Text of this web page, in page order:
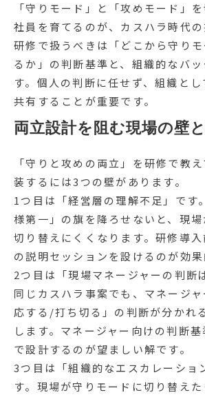
「守りモード」と「攻めモード」
社員を育てるのが、カスハラ時代の
研修で扱うべきは「どこから守り
るか」の判断基準と、組織的なバ
す。個人の判断に任せず、組織と
共有することが重要です。
両立設計を阻む現場の壁
「守りと攻めの両立」を研修で教
装するには3つの壁があります。
1つ目は「経営層の理解不足」です
様第一」の旗を降ろせないと、現
切り替えにくくなります。研修導
の説明セッションを設けるのが効果
2つ目は「現場マネージャーの判断
同じカスハラ事案でも、マネージ
応する/打ち切る」の判断が分かれ
します。マネージャー向けの判断
で設計するのが望ましい解です。
3つ目は「組織的なエスカレーショ
す。現場が守りモードに切り替え